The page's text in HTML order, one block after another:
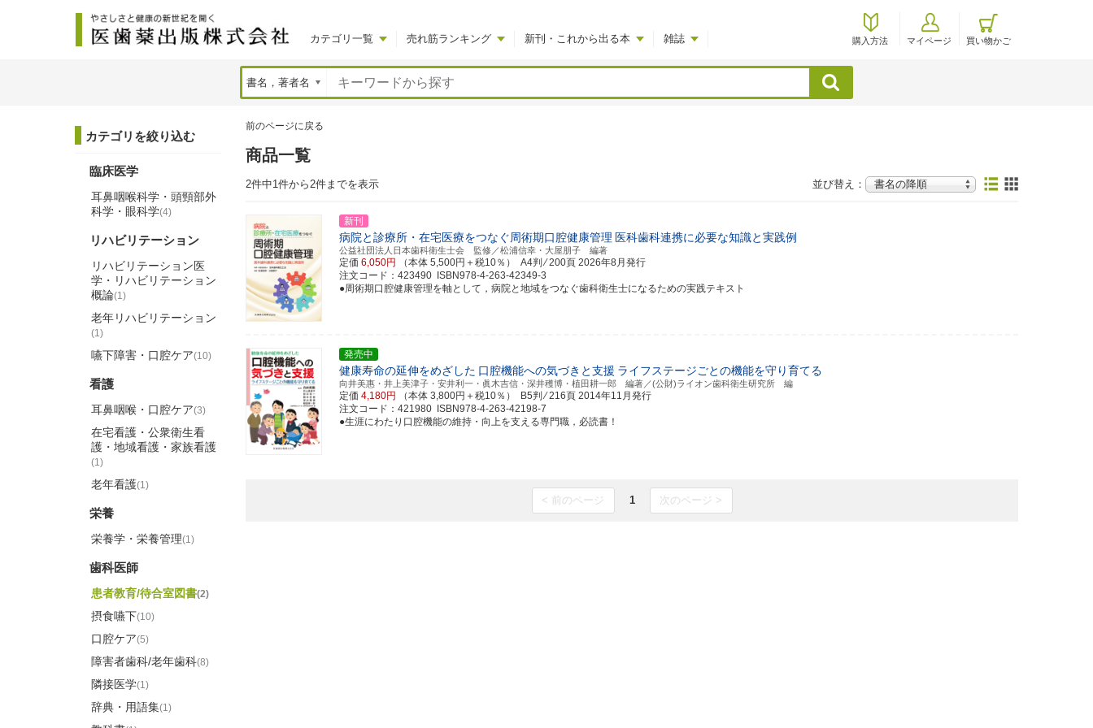
カテゴリ一覧 売れ筋ランキング 新刊・これから出る本 雑誌 購入方法 マイページ 買い物かご
検索
前のページに戻る
商品一覧
2件中1件から2件までを表示 並び替え：
新刊
病院と診療所・在宅医療をつなぐ周術期口腔健康管理 医科歯科連携に必要な知識と実践例
公益社団法人日本歯科衛生士会 監修／松浦信幸・大屋朋子 編著
定価 6,050円 （本体 5,500円＋税10％） A4判 ⁄ 200頁 2026年8月発行
注文コード：423490 ISBN978-4-263-42349-3
●周術期口腔健康管理を軸として，病院と地域をつなぐ歯科衛生士になるための実践テキスト
発売中
健康寿命の延伸をめざした 口腔機能への気づきと支援 ライフステージごとの機能を守り育てる
向井美惠・井上美津子・安井利一・眞木吉信・深井穫博・植田耕一郎 編著／(公財)ライオン歯科衛生研究所 編
定価 4,180円 （本体 3,800円＋税10％） B5判 ⁄ 216頁 2014年11月発行
注文コード：421980 ISBN978-4-263-42198-7
●生涯にわたり口腔機能の維持・向上を支える専門職，必読書！
< 前のページ 1 次のページ >
カテゴリを絞り込む
臨床医学
耳鼻咽喉科学・頭頸部外
科学・眼科学(4)
リハビリテーション
リハビリテーション医
学・リハビリテーション
概論(1)
老年リハビリテーション
(1)
嚥下障害・口腔ケア(10)
看護
耳鼻咽喉・口腔ケア(3)
在宅看護・公衆衛生看
護・地域看護・家族看護
(1)
老年看護(1)
栄養
栄養学・栄養管理(1)
歯科医師
患者教育/待合室図書(2)
摂食嚥下(10)
口腔ケア(5)
障害者歯科/老年歯科(8)
隣接医学(1)
辞典・用語集(1)